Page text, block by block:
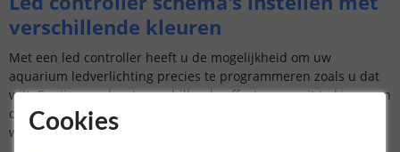
verschillende kleuren
Met een led controller heeft u de mogelijkheid om uw
aquarium ledverlichting precies te programmeren zoals u dat
wilt. Er zijn nogal wat verschillende effecten om uit te kiezen en
daarom is het van belang een weloverwogen keuze te maken,
wanneer het aankomt op de kleur ledstrip.
Cookies